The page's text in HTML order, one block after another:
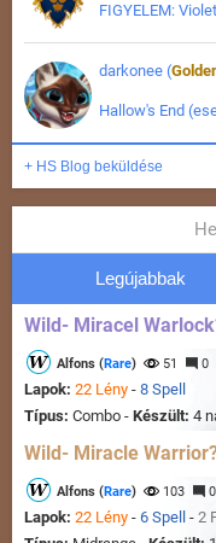
FIGYELEM:
darkonee (
Hallow's End
+ HS Blog beküldése
Legújabbak
Wild- Miracel
Alfons (Rare) 51 0
Lapok: 22 Lény - 8 Spell
Típus: Combo - Készült: 4
Wild- Miracle
Alfons (Rare) 103 0
Lapok: 22 Lény - 6 Spell - 2